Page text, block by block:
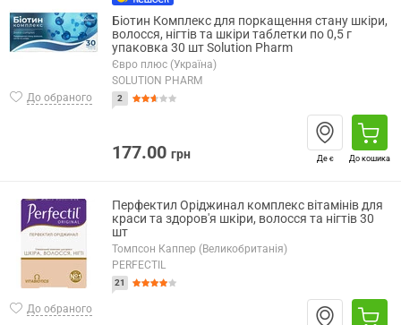
До обраного
Біотин Комплекс для поркащення стану шкіри,
волосся, нігтів та шкіри таблетки по 0,5 г
упаковка 30 шт Solution Pharm
Євро плюс (Україна)
SOLUTION PHARM
2
177.00 грн Де є До кошика
До обраного
Перфектил Оріджинал комплекс вітамінів для
краси та здоров'я шкіри, волосся та нігтів 30
шт
Томпсон Каппер (Великобританія)
PERFECTIL
21